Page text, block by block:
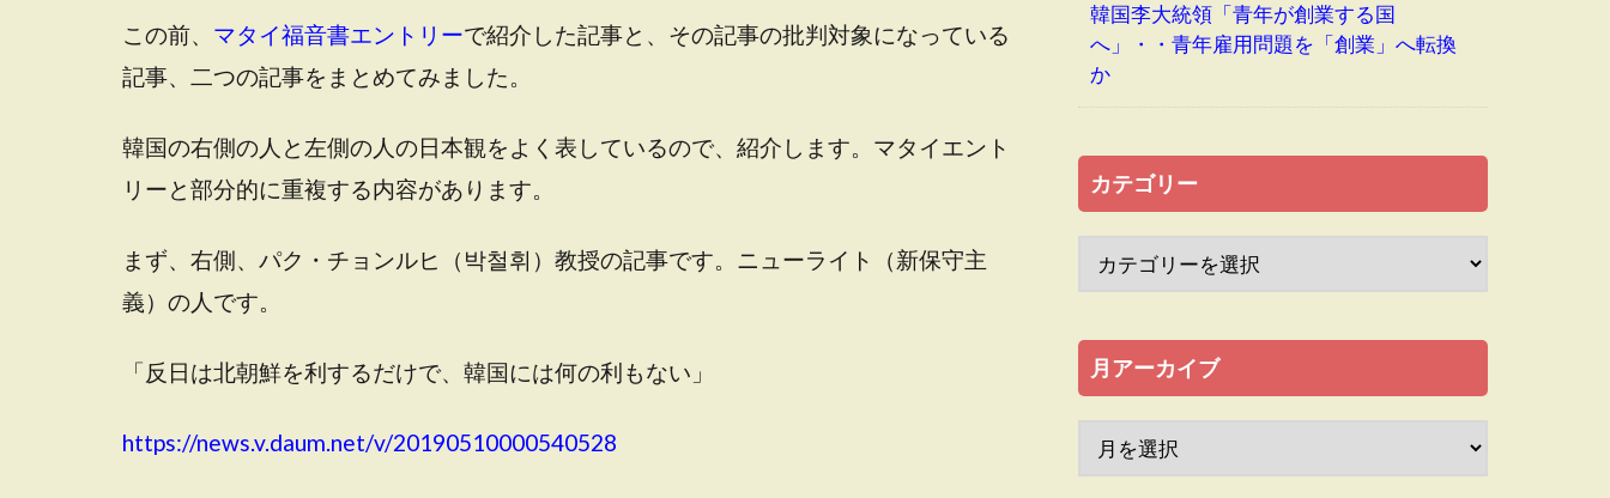
この前、 マタイ福音書エントリーで紹介した記事と、その記事の批判対象になっている
記事、二つの記事をまとめてみました。
韓国の右側の人と左側の人の日本観をよく表しているので、紹介します。マタイエント
リーと部分的に重複する内容があります。
まず、右側、パク・チョンルヒ（박철휘）教授の記事です。ニューライト（新保守主
義）の人です。
「反日は北朝鮮を利するだけで、韓国には何の利もない」
https://news.v.daum.net/v/20190510000540528
韓国李大統領「青年が創業する国
へ」・・青年雇用問題を「創業」へ転換
か
カテゴリー
月アーカイブ